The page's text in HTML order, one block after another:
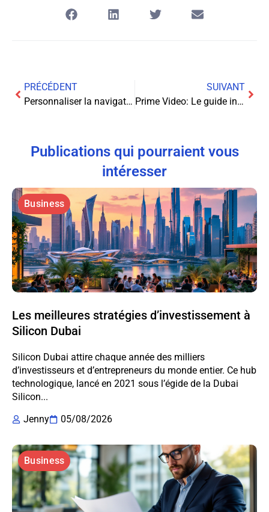
PRÉCÉDENT
Personnaliser la navigation Android : Astuces pour inverser le bouton retour
SUIVANT
Prime Video: Le guide incontournable des nouveautés du mois
Publications qui pourraient vous
intéresser
Business
Les meilleures stratégies d’investissement à
Silicon Dubai
Silicon Dubai attire chaque année des milliers
d’investisseurs et d’entrepreneurs du monde entier. Ce hub
technologique, lancé en 2021 sous l’égide de la Dubai
Silicon...
Jenny
05/08/2026
Business